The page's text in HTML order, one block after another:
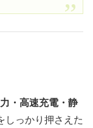
・高速充電・静
しっかり押さえた